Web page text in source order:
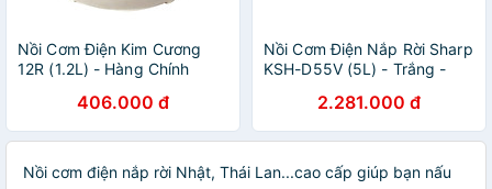
Nồi Cơm Điện Kim Cương
12R (1.2L) - Hàng Chính
406.000 đ
Nồi Cơm Điện Nắp Rời Sharp
KSH-D55V (5L) - Trắng -
2.281.000 đ
Nồi cơm điện nắp rời Nhật, Thái Lan...cao cấp giúp bạn nấu